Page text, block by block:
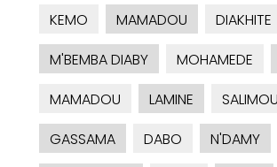
KEMO
MAMADOU
DIAKHITE
M'BEMBA DIABY
MOHAMEDE
MAMADOU
LAMINE
SALIMOU
GASSAMA
DABO N'DAMY